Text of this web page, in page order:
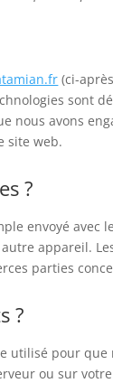
(ci-
sont
nous avons
site web.
?
envoyé avec
appareil.
parties
?
utilisé pour
ou sur